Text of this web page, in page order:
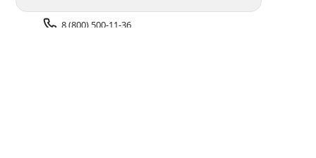
8 (800) 500-11-36